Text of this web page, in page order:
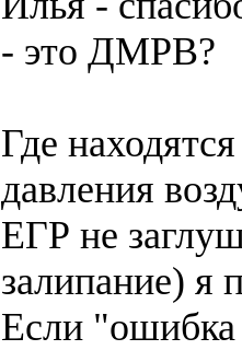
- это ДМРВ?
Где
давления
ЕГР не
залипание) я
Если "ошибка